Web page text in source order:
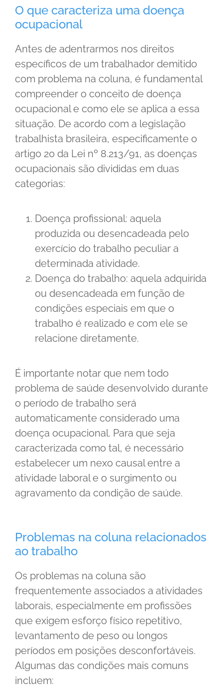
O que caracteriza uma doença
ocupacional
Antes de adentrarmos nos direitos
específicos de um trabalhador demitido
com problema na coluna, é fundamental
compreender o conceito de doença
ocupacional e como ele se aplica a essa
situação. De acordo com a legislação
trabalhista brasileira, especificamente o
artigo 20 da Lei nº 8.213/91, as doenças
ocupacionais são divididas em duas
categorias:
Doença profissional: aquela
produzida ou desencadeada pelo
exercício do trabalho peculiar a
determinada atividade.
Doença do trabalho: aquela adquirida
ou desencadeada em função de
condições especiais em que o
trabalho é realizado e com ele se
relacione diretamente.
É importante notar que nem todo
problema de saúde desenvolvido durante
o período de trabalho será
automaticamente considerado uma
doença ocupacional. Para que seja
caracterizada como tal, é necessário
estabelecer um nexo causal entre a
atividade laboral e o surgimento ou
agravamento da condição de saúde.
Problemas na coluna relacionados
ao trabalho
Os problemas na coluna são
frequentemente associados a atividades
laborais, especialmente em profissões
que exigem esforço físico repetitivo,
levantamento de peso ou longos
períodos em posições desconfortáveis.
Algumas das condições mais comuns
incluem: